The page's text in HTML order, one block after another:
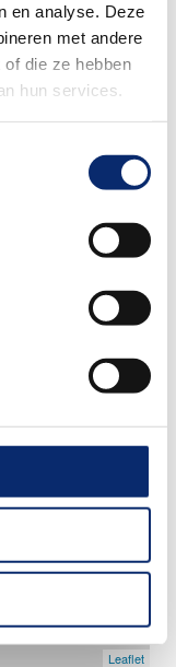
en analyse. Deze
met andere
die ze hebben
hun services.
VR Oosterhout
+
−
Leaflet